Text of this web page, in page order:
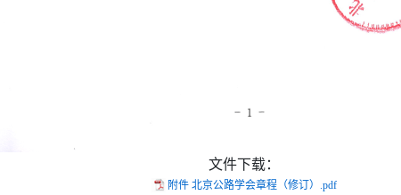
文件下载：
附件 北京公路学会章程（修订）.pdf